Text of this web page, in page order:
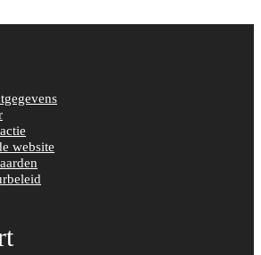
website